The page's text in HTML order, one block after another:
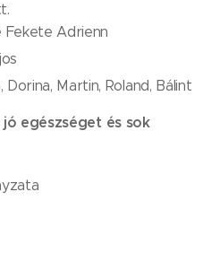
Fekete Adrienn
Dorina, Martin, Roland, Bálint
egészséget és sok